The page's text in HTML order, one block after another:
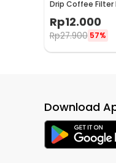
Drip Coffee Filter
LC1
Rp12.000
Rp27.900 57%
Download